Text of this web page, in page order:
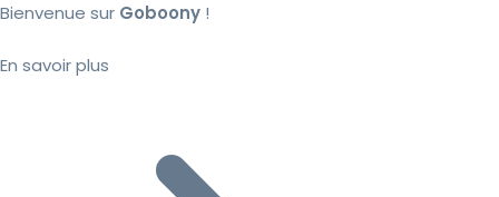
Bienvenue sur Goboony !
En savoir plus